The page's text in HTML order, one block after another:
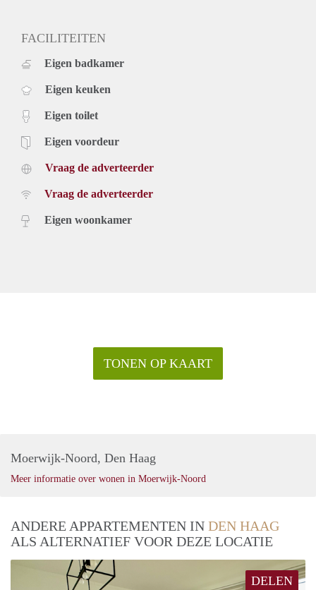
FACILITEITEN
Eigen badkamer
Eigen keuken
Eigen toilet
Eigen voordeur
Vraag de adverteerder
Vraag de adverteerder
Eigen woonkamer
TONEN OP KAART
Moerwijk-Noord, Den Haag
Meer informatie over wonen in Moerwijk-Noord
ANDERE APPARTEMENTEN IN DEN HAAG
ALS ALTERNATIEF VOOR DEZE LOCATIE
DELEN